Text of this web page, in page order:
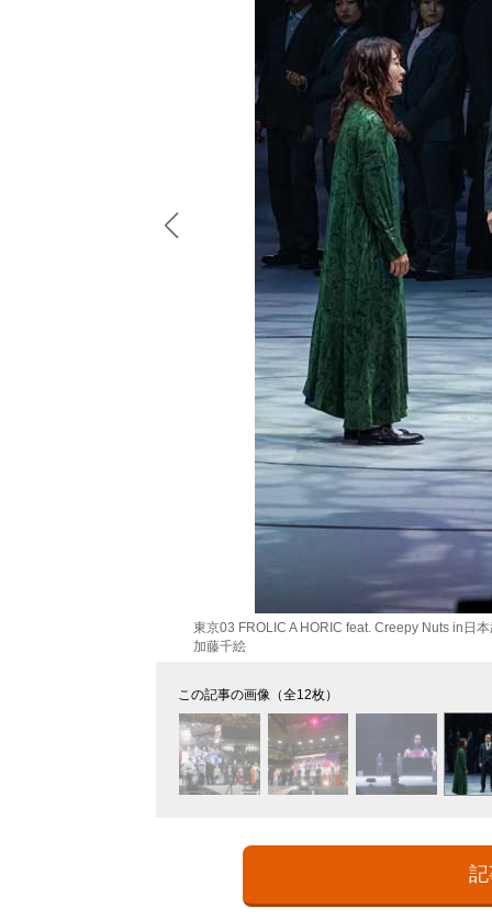
東京03 FROLIC A HORIC feat. Creepy Nuts in
加藤千絵
この記事の画像（全12枚）